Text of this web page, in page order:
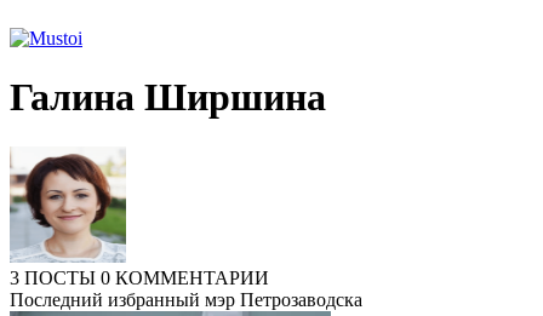
Галина Ширшина
3 ПОСТЫ 0 КОММЕНТАРИИ
Последний избранный мэр Петрозаводска